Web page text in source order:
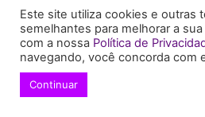
e
d
i
n
+55 11
Este site utiliza cookies e outras
semelhantes para melhorar a
com a nossa Política de
navegando, você concorda com
Continuar